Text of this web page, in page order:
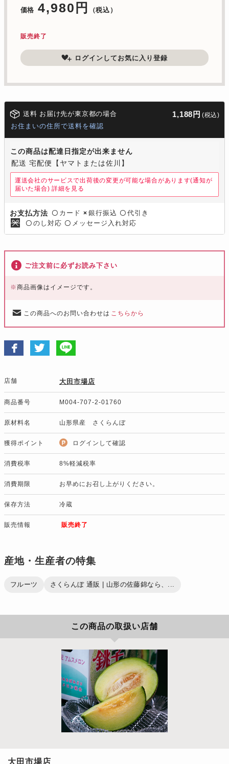
価格 4,980円 （税込）
販売終了
ログインしてお気に入り登録
送料 お届け先が東京都の場合 1,188円 (税込)
お住まいの住所で送料を確認
この商品は配達日指定が出来ません
配送 宅配便【ヤマトまたは佐川】
運送会社のサービスで出荷後の変更が可能な場合があります(通知が
届いた場合) 詳細を見る
お支払方法 〇 カード × 銀行振込 〇 代引き
〇 のし対応 〇 メッセージ入れ対応
ご注文前に必ずお読み下さい
※商品画像はイメージです。
この商品へのお問い合わせは こちらから
店舗 大田市場店
商品番号 M004-707-2-01760
原材料名 山形県産 さくらんぼ
獲得ポイント ログインして確認
消費税率 8%軽減税率
消費期限 お早めにお召し上がりください。
保存方法 冷蔵
販売情報 販売終了
産地・生産者の特集
フルーツ さくらんぼ 通販 | 山形の佐藤錦なら、...
この商品の取扱い店舗
大田市場店